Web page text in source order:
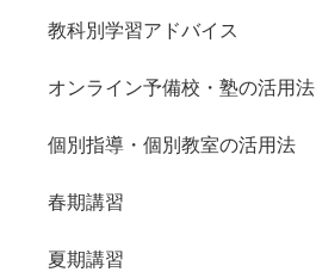
教科別学習アドバイス
オンライン予備校・塾の活用法
個別指導・個別教室の活用法
春期講習
夏期講習